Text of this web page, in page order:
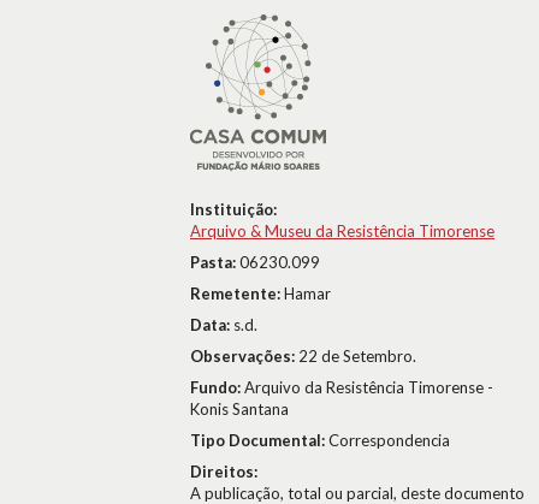
Instituição:
Arquivo & Museu da Resistência Timorense
Pasta:06230.099
Remetente:Hamar
Data: s.d.
Observações: 22 de Setembro.
Fundo:Arquivo da Resistência Timorense -
Konis Santana
Tipo Documental:Correspondencia
Direitos:
A publicação, total ou parcial, deste documento